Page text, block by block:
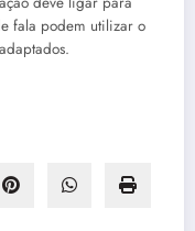
fala podem utilizar o